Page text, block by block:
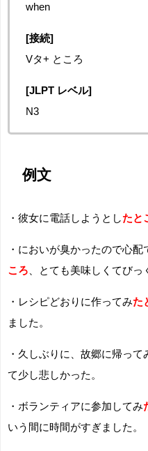
when
[接続]
Vタ+ ところ
[JLPT レベル]
N3
例文
・彼女に電話しようとしたと
・においが臭かったので心
ころ 、とても美味しくてびっ
・レシピどおりに作ってみた
ました。
・久しぶりに、故郷に帰って
て少し悲しかった。
・ボランティアに参加してみ
いう間に時間がすぎました。